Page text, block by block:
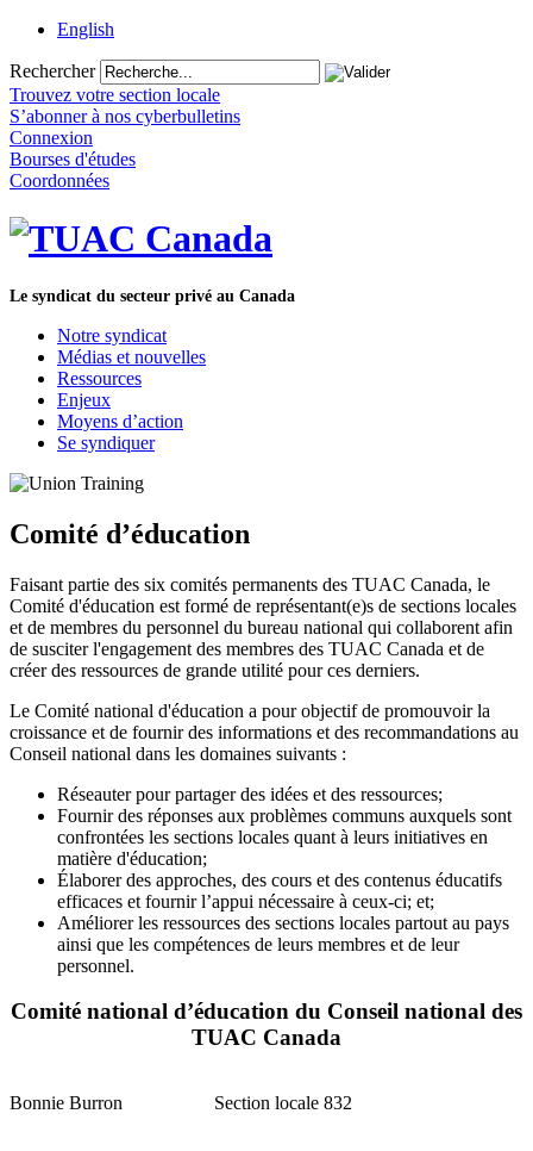
English
Rechercher
Trouvez votre section locale
S’abonner à nos cyberbulletins
Connexion
Bourses d'études
Coordonnées
Le syndicat du secteur privé au Canada
Notre syndicat
Médias et nouvelles
Ressources
Enjeux
Moyens d’action
Se syndiquer
Comité d’éducation
Faisant partie des six comités permanents des TUAC Canada, le
Comité d'éducation est formé de représentant(e)s de sections locales
et de membres du personnel du bureau national qui collaborent afin
de susciter l'engagement des membres des TUAC Canada et de
créer des ressources de grande utilité pour ces derniers.
Le Comité national d'éducation a pour objectif de promouvoir la
croissance et de fournir des informations et des recommandations au
Conseil national dans les domaines suivants :
Réseauter pour partager des idées et des ressources;
Fournir des réponses aux problèmes communs auxquels sont
confrontées les sections locales quant à leurs initiatives en
matière d'éducation;
Élaborer des approches, des cours et des contenus éducatifs
efficaces et fournir l’appui nécessaire à ceux-ci; et;
Améliorer les ressources des sections locales partout au pays
ainsi que les compétences de leurs membres et de leur
personnel.
Comité national d’éducation du Conseil national des
TUAC Canada
Bonnie Burron Section locale 832